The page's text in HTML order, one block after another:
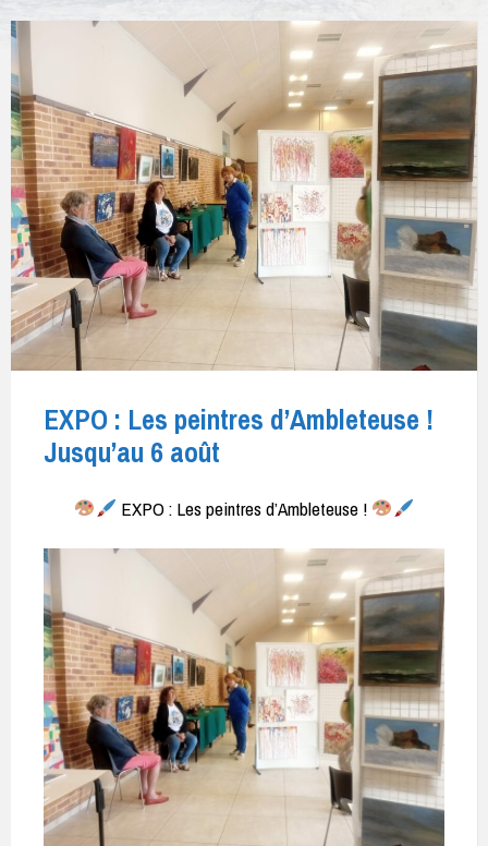
EXPO : Les peintres d’Ambleteuse !
Jusqu’au 6 août
EXPO : Les peintres d’Ambleteuse !